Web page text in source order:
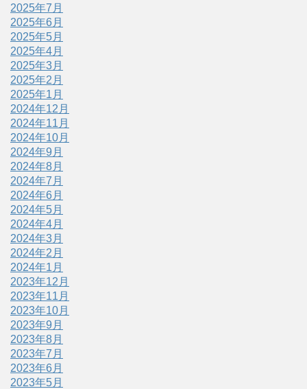
2025年7月
2025年6月
2025年5月
2025年4月
2025年3月
2025年2月
2025年1月
2024年12月
2024年11月
2024年10月
2024年9月
2024年8月
2024年7月
2024年6月
2024年5月
2024年4月
2024年3月
2024年2月
2024年1月
2023年12月
2023年11月
2023年10月
2023年9月
2023年8月
2023年7月
2023年6月
2023年5月